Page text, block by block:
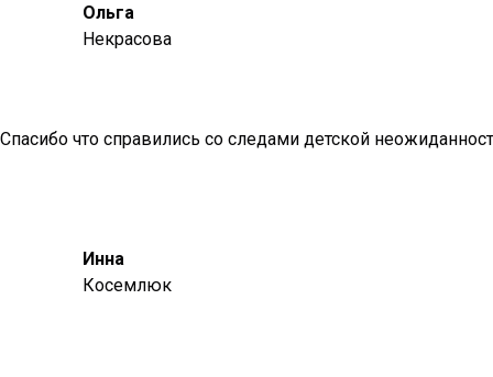
Ольга
Некрасова
Спасибо что справились со следами детской
Инна
Косемлюк